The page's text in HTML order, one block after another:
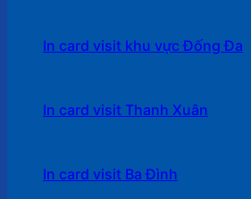
In card visit khu vực Đống Đa
In card visit Thanh Xuân
In card visit Ba Đình